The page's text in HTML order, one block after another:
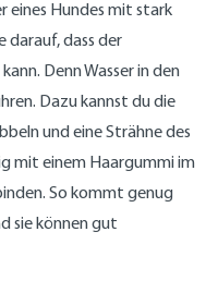
eines Hundes mit stark
darauf, dass der
Denn Wasser in den
Dazu kannst du die
und eine Strähne des
mit einem Haargummi im
So kommt genug
sie können gut